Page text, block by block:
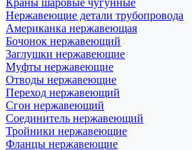
Краны шаровые чугунные
Нержавеющие детали трубопровода
Американка нержавеющая
Бочонок нержавеющий
Заглушки нержавеющие
Муфты нержавеющие
Отводы нержавеющие
Переход нержавеющий
Сгон нержавеющий
Соединитель нержавеющий
Тройники нержавеющие
Фланцы нержавеющие